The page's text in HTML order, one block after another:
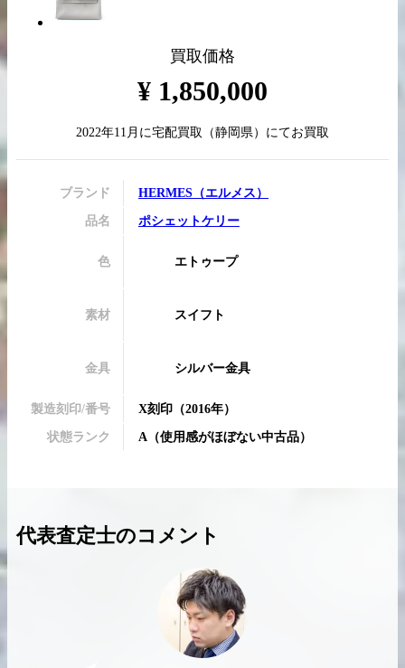
買取実績はこちらから
買取価格
¥ 1,850,000
2022年11月 に宅配買取 （静岡県）にてお買取
ブランド HERMES （エルメス ）
品名 ポシェットケリー
色 エトゥープ
素材 スイフト
金具 シルバー金具
製造刻印/番号 X刻印 （2016年）
状態ランク A （使用感がほぼない中古品）
代表査定士のコメント